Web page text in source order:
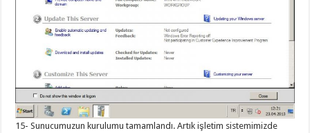
15- Sunucumuzun kurulumu tamamlandı. Artık işletim sistemimizde